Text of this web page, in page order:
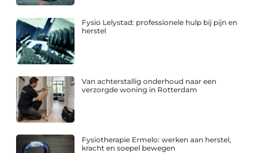
Fysio Lelystad: professionele hulp bij pijn en
herstel
Van achterstallig onderhoud naar een
verzorgde woning in Rotterdam
Fysiotherapie Ermelo: werken aan herstel,
kracht en soepel bewegen